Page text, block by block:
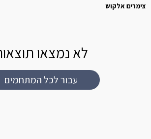
צימרים אלקוש
לא נמצאו
עבור לכל המתחמים